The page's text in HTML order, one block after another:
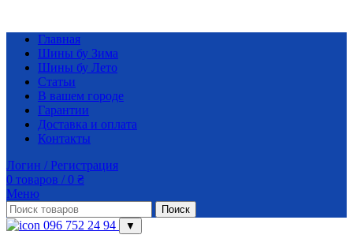
Главная
Шины бу Зима
Шины бу Лето
Статьи
В вашем городе
Гарантии
Доставка и оплата
Контакты
Логин / Регистрация
0 товаров / 0 ₴
Меню
Поиск
096 752 24 94 ▼